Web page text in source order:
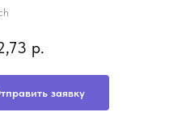
р.
заявку